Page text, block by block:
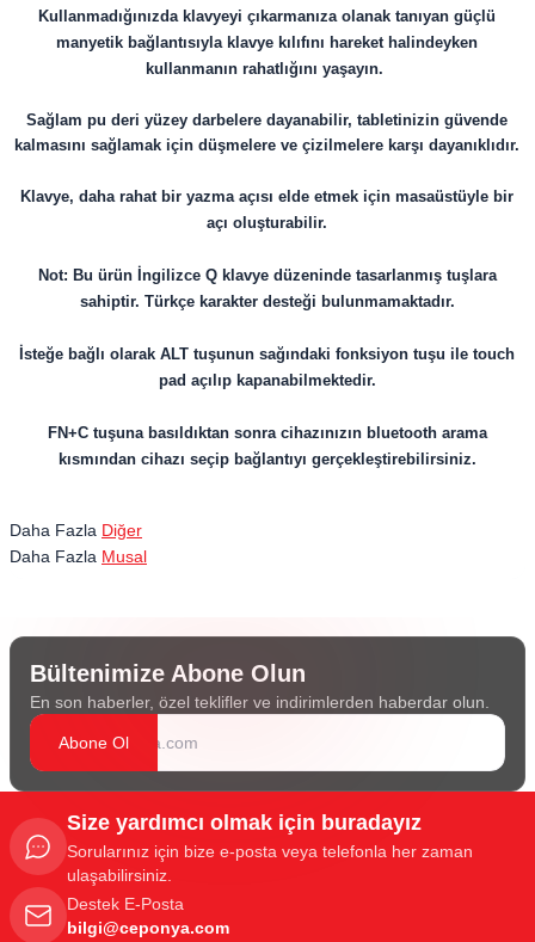
Kullanmadığınızda klavyeyi çıkarmanıza olanak tanıyan güçlü
manyetik bağlantısıyla k lavye kılıfını hareket halindeyken
kullanmanın rahatlığını yaşayın.
Sağlam pu deri yüzey darbelere dayanabilir, tabletinizin güvende
kalmasını sağlamak için düşmelere ve çizilmelere karşı dayanıklıdır.
Klavye, daha rahat bir yazma açısı elde etmek için masaüstüyle bir
açı oluşturabilir.
Not: Bu ürün İngilizce Q klavye düzeninde tasarlanmış tuşlara
sahiptir. Türkçe karakter desteği bulunmamaktadır.
İsteğe bağlı olarak ALT tuşunun sağındaki fonksiyon tuşu ile touch
pad açılıp kapanabilmektedir.
FN+C tuşuna basıldıktan sonra cihazınızın bluetooth arama
kısmından cihazı seçip bağlantıyı gerçekleştirebilirsiniz.
Daha Fazla Diğer
Daha Fazla Musal
Bültenimize Abone Olun
En son haberler, özel teklifler ve indirimlerden haberdar olun.
Abone Ol
Size yardımcı olmak için buradayız
Sorularınız için bize e-posta veya telefonla her zaman
ulaşabilirsiniz.
Destek E-Posta
bilgi@ceponya.com